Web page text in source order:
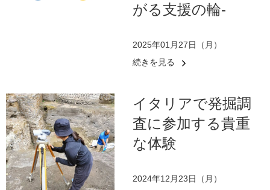
がる支援の輪-
2025年01月27日（月）
続きを見る
イタリアで発掘調
査に参加する貴重
な体験
2024年12月23日（月）